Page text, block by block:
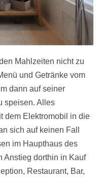
Mahlzeiten nicht zu
und Getränke vom
dann auf seiner
speisen. Alles
dem Elektromobil in die
sich auf keinen Fall
im Haupthaus des
Anstieg dorthin in Kauf
Restaurant, Bar,